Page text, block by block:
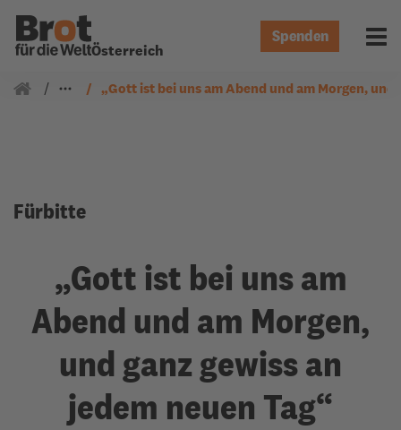
Österreich
Spenden
Gemeindearbeit
Fürbitten
„Gott ist bei uns am Abend und am Morgen, und
Fürbitte
„Gott ist bei uns am
Abend und am Morgen,
und ganz gewiss an
jedem neuen Tag“